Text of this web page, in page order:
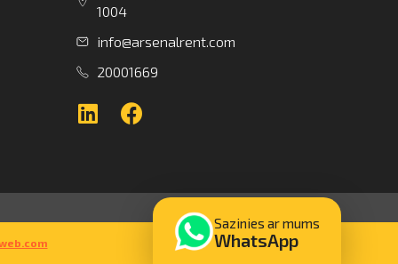
Sazinies ar mums
WhatsApp
1004
info@arsenalrent.com
20001669